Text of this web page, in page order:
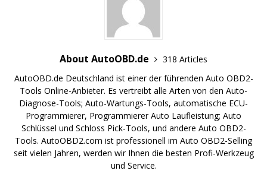
About AutoOBD.de
318 Articles
AutoOBD.de Deutschland ist einer der führenden Auto OBD2-
Tools Online-Anbieter. Es vertreibt alle Arten von den Auto-
Diagnose-Tools; Auto-Wartungs-Tools, automatische ECU-
Programmierer, Programmierer Auto Laufleistung; Auto
Schlüssel und Schloss Pick-Tools, und andere Auto OBD2-
Tools. AutoOBD2.com ist professionell im Auto OBD2-Selling
seit vielen Jahren, werden wir Ihnen die besten Profi-Werkzeug
und Service.